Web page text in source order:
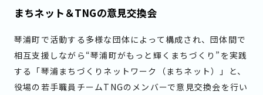
まちネット＆TNGの意見交換会
琴浦町で活動する多様な団体によって構成され、団体間で
相互支援しながら“琴浦町がもっと輝くまちづくり”を実践
する「琴浦まちづくりネットワーク（まちネット）」と、
役場の若手職員チームTNGのメンバーで意見交換会を行い